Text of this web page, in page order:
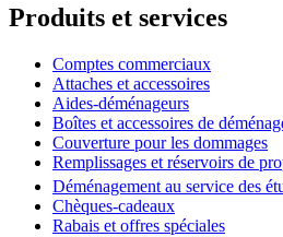
Produits et services
Comptes commerciaux
Attaches et accessoires
Aides-déménageurs
Boîtes et accessoires de
Couverture pour les dommages
Remplissages et réservoirs de
Déménagement au service des
Chèques-cadeaux
Rabais et offres spéciales